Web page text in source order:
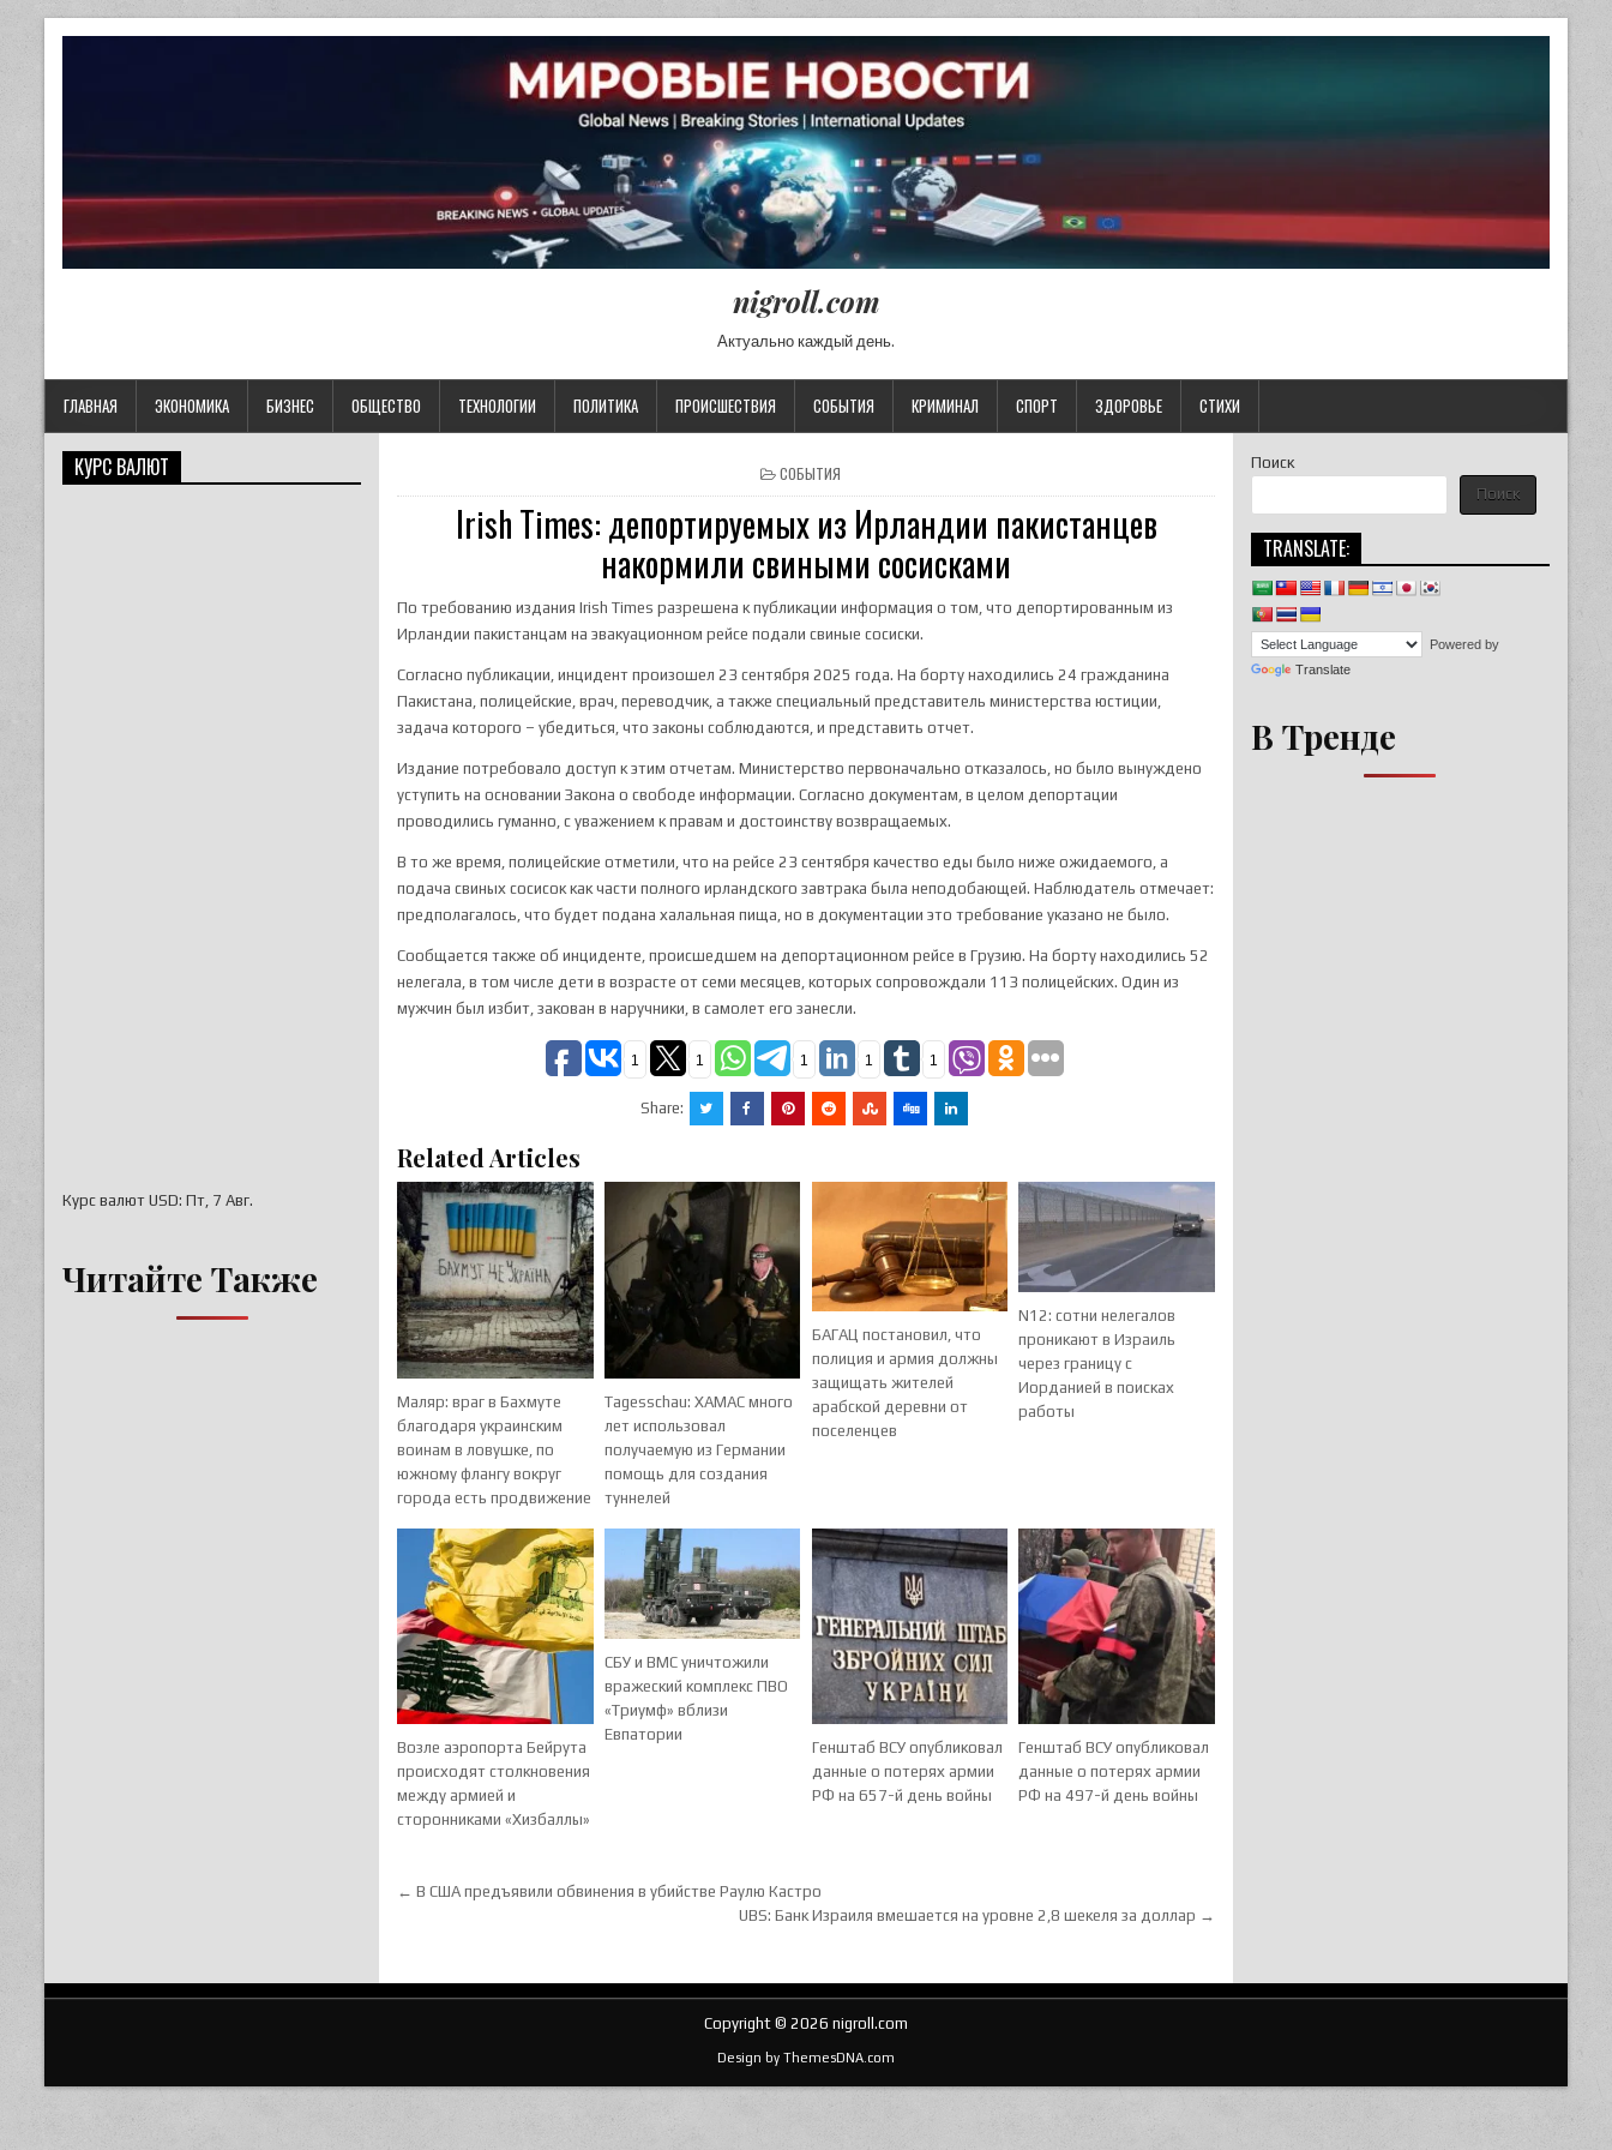
nigroll.com
Актуально каждый день.
ГЛАВНАЯ ЭКОНОМИКА БИЗНЕС ОБЩЕСТВО ТЕХНОЛОГИИ ПОЛИТИКА ПРОИСШЕСТВИЯ СОБЫТИЯ КРИМИНАЛ СПОРТ ЗДОРОВЬЕ СТИХИ
POSTED IN
СОБЫТИЯ
Irish Times: депортируемых из Ирландии пакистанцев
накормили свиными сосисками
По требованию издания Irish Times разрешена к публикации информация о том, что депортированным из
Ирландии пакистанцам на эвакуационном рейсе подали свиные сосиски.
Согласно публикации, инцидент произошел 23 сентября 2025 года. На борту находились 24 гражданина
Пакистана, полицейские, врач, переводчик, а также специальный представитель министерства юстиции,
задача которого – убедиться, что законы соблюдаются, и представить отчет.
Издание потребовало доступ к этим отчетам. Министерство первоначально отказалось, но было вынуждено
уступить на основании Закона о свободе информации. Согласно документам, в целом депортации
проводились гуманно, с уважением к правам и достоинству возвращаемых.
В то же время, полицейские отметили, что на рейсе 23 сентября качество еды было ниже ожидаемого, а
подача свиных сосисок как части полного ирландского завтрака была неподобающей. Наблюдатель отмечает:
предполагалось, что будет подана халальная пища, но в документации это требование указано не было.
Сообщается также об инциденте, происшедшем на депортационном рейсе в Грузию. На борту находились 52
нелегала, в том числе дети в возрасте от семи месяцев, которых сопровождали 113 полицейских. Один из
мужчин был избит, закован в наручники, в самолет его занесли.
1 1 1 1 1
Share:
Related Articles
Маляр: враг в Бахмуте
благодаря украинским
воинам в ловушке, по
южному флангу вокруг
города есть продвижение
Tagesschau: ХАМАС много
лет использовал
получаемую из Германии
помощь для создания
туннелей
БАГАЦ постановил, что
полиция и армия должны
защищать жителей
арабской деревни от
поселенцев
N12: сотни нелегалов
проникают в Израиль
через границу с
Иорданией в поисках
работы
Возле аэропорта Бейрута
происходят столкновения
между армией и
сторонниками «Хизбаллы»
СБУ и ВМС уничтожили
вражеский комплекс ПВО
«Триумф» вблизи
Евпатории
Генштаб ВСУ опубликовал
данные о потерях армии
РФ на 657-й день войны
Генштаб ВСУ опубликовал
данные о потерях армии
РФ на 497-й день войны
Навигация по записям
← В США предъявили обвинения в убийстве Раулю Кастро
UBS: Банк Израиля вмешается на уровне 2,8 шекеля за доллар →
Поиск
Поиск
TRANSLATE:
Powered by
Translate
В Тренде
КУРС ВАЛЮТ
Курс валют USD: Пт, 7 Авг.
Читайте Также
Copyright © 2026 nigroll.com
Design by ThemesDNA.com